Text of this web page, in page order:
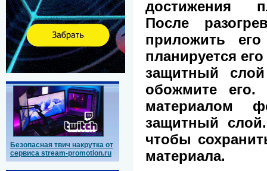
Безопасная твич накрутка от
сервиса stream-promotion.ru
достижения
После
приложить
планируется
защитный
обожмите его.
материалом
защитный
чтобы
материала.